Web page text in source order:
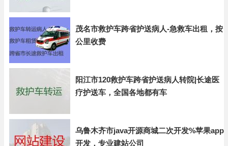
茂名市救护车跨省护送病人-急救车出租，按
公里收费
阳江市120救护车跨省护送病人转院|长途医
疗护送车，全国各地都有车
乌鲁木齐市java开源商城二次开发%苹果app
开发，专业建站公司